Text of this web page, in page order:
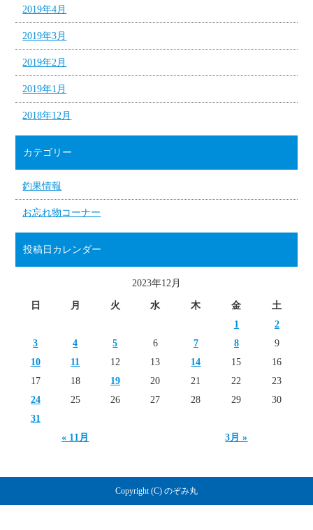
2019年4月
2019年3月
2019年2月
2019年1月
2018年12月
カテゴリー
釣果情報
お忘れ物コーナー
投稿日カレンダー
2023年12月
日 月 火 水 木 金 土
« 11月 3月 »
1
2
3
4 5 6 7 8
9
10
11 12 13 14 15
16
17
18 19 20 21 22
23
24
25 26 27 28 29
30
31
Copyright (C) のぞみ丸